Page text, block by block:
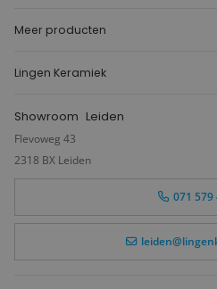
Meer producten
Lingen Keramiek
Showroom Leiden
Flevoweg 43
2318 BX Leiden
071 579